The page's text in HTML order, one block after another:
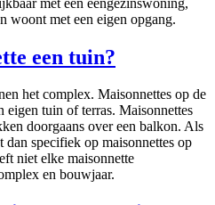
woont met een eigen opgang.
een tuin?
het complex. Maisonnettes op de
eigen tuin of terras. Maisonnettes
doorgaans over een balkon. Als
specifiek op maisonnettes op
niet elke maisonnette
en bouwjaar.